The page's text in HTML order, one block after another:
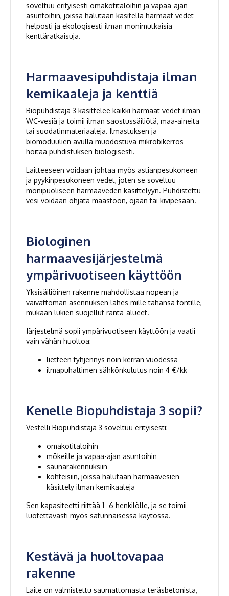
soveltuu erityisesti omakotitaloihin ja vapaa-ajan
asuntoihin, joissa halutaan käsitellä harmaat vedet
helposti ja ekologisesti ilman monimutkaisia
kenttäratkaisuja.
Harmaavesipuhdistaja ilman
kemikaaleja ja kenttiä
Biopuhdistaja 3 käsittelee kaikki harmaat vedet ilman
WC-vesiä ja toimii ilman saostussäiliötä, maa-aineita
tai suodatinmateriaaleja. Ilmastuksen ja
biomoduulien avulla muodostuva mikrobikerros
hoitaa puhdistuksen biologisesti.
Laitteeseen voidaan johtaa myös astianpesukoneen
ja pyykinpesukoneen vedet, joten se soveltuu
monipuoliseen harmaaveden käsittelyyn. Puhdistettu
vesi voidaan ohjata maastoon, ojaan tai kivipesään.
Biologinen
harmaavesijärjestelmä
ympärivuotiseen käyttöön
Yksisäiliöinen rakenne mahdollistaa nopean ja
vaivattoman asennuksen lähes mille tahansa tontille,
mukaan lukien suojellut ranta-alueet.
Järjestelmä sopii ympärivuotiseen käyttöön ja vaatii
vain vähän huoltoa:
lietteen tyhjennys noin kerran vuodessa
ilmapuhaltimen sähkönkulutus noin 4 €/kk
Kenelle Biopuhdistaja 3 sopii?
Vestelli Biopuhdistaja 3 soveltuu erityisesti:
omakotitaloihin
mökeille ja vapaa-ajan asuntoihin
saunarakennuksiin
kohteisiin, joissa halutaan harmaavesien
käsittely ilman kemikaaleja
Sen kapasiteetti riittää 1–6 henkilölle, ja se toimii
luotettavasti myös satunnaisessa käytössä.
Kestävä ja huoltovapaa
rakenne
Laite on valmistettu saumattomasta teräsbetonista,